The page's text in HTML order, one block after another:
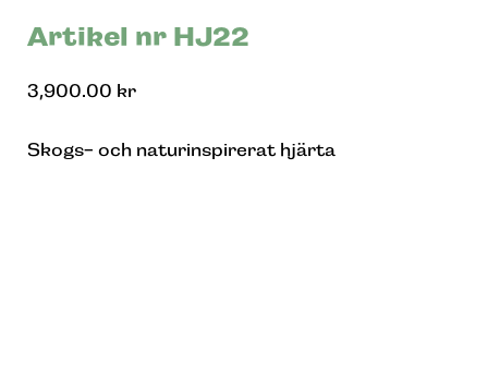
Artikel nr HJ22
3,900.00 kr
Skogs- och naturinspirerat hjärta